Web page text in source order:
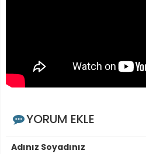
YORUM EKLE
Adınız Soyadınız